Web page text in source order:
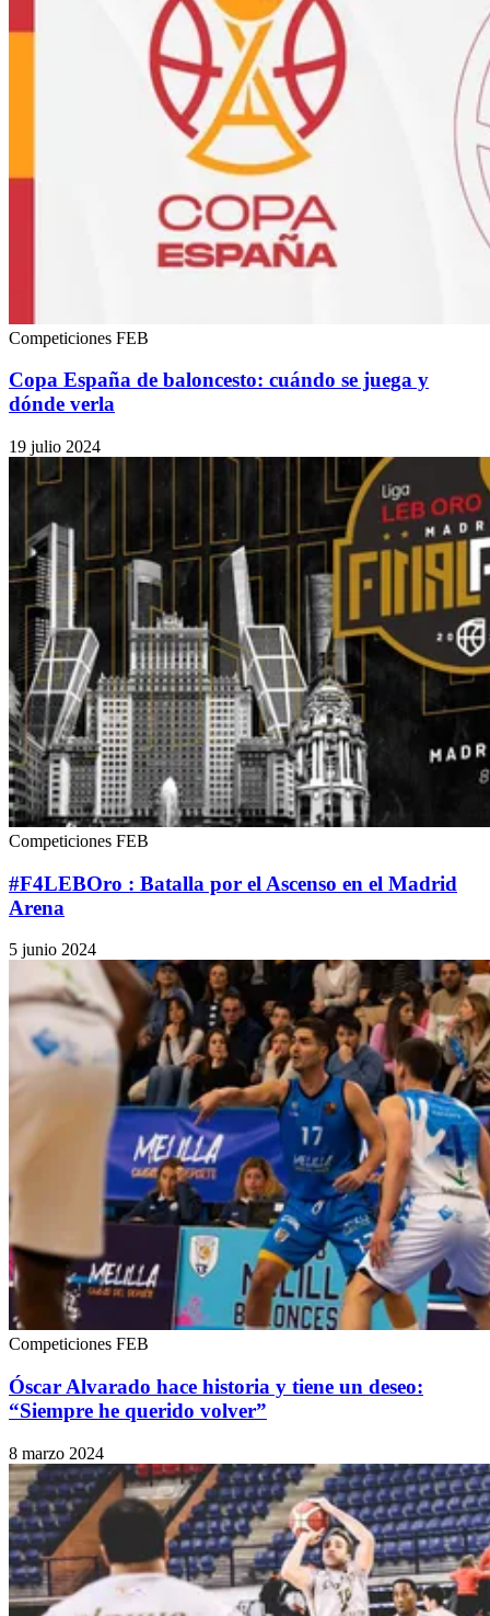
Competiciones FEB
Copa España de baloncesto: cuándo se juega y
dónde verla
19 julio 2024
Competiciones FEB
#F4LEBOro : Batalla por el Ascenso en el Madrid
Arena
5 junio 2024
Competiciones FEB
Óscar Alvarado hace historia y tiene un deseo:
“Siempre he querido volver”
8 marzo 2024